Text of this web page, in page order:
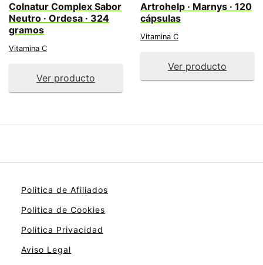
Colnatur Complex Sabor
Neutro · Ordesa · 324
gramos
Vitamina C
Ver producto
Artrohelp · Marnys · 120
cápsulas
Vitamina C
Ver producto
Politica de Afiliados
Politica de Cookies
Politica Privacidad
Aviso Legal